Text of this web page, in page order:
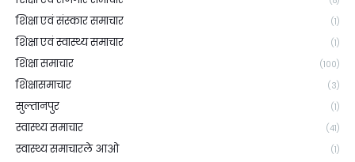
शिक्षा एवं संस्कार समाचार (1)
शिक्षा एवं स्वास्थ्य समाचार (1)
शिक्षा समाचार (100)
शिक्षासमाचार (3)
सुल्तानपुर (1)
स्वास्थ्य समाचार (41)
स्वास्थ्य समाचारले आओ (1)